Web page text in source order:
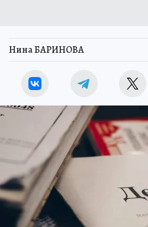
Нина БАРИНОВА